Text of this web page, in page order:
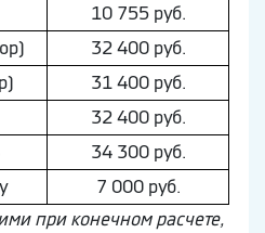
10 755 руб.
32 400 руб.
31 400 руб.
32 400 руб.
34 300 руб.
7 000 руб.
при конечном расчете,